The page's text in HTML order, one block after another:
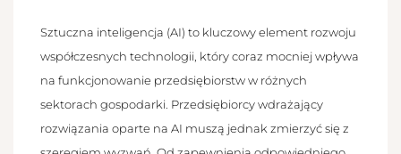
Sztuczna inteligencja (AI) to kluczowy element rozwoju
współczesnych technologii, który coraz mocniej wpływa
na funkcjonowanie przedsiębiorstw w różnych
sektorach gospodarki. Przedsiębiorcy wdrażający
rozwiązania oparte na AI muszą jednak zmierzyć się z